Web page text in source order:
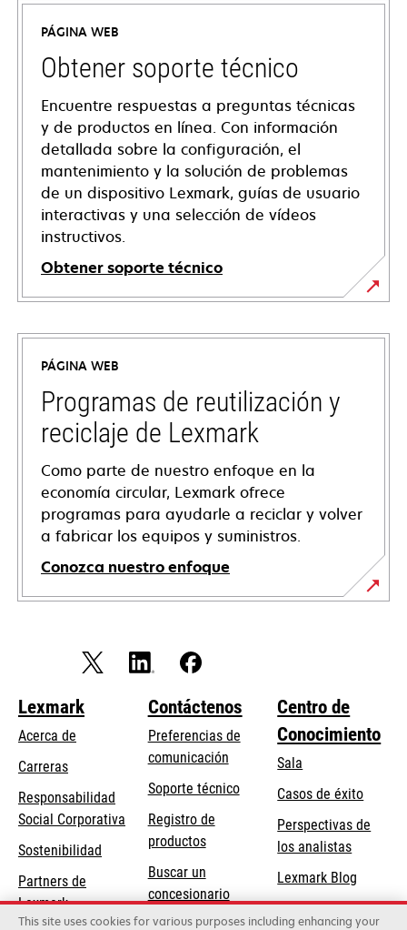
PÁGINA WEB
Obtener soporte técnico
Encuentre respuestas a preguntas técnicas
y de productos en línea. Con información
detallada sobre la configuración, el
mantenimiento y la solución de problemas
de un dispositivo Lexmark, guías de usuario
interactivas y una selección de vídeos
instructivos.
Obtener soporte técnico
opens
in
new
tab
PÁGINA WEB
Programas de reutilización y
reciclaje de Lexmark
Como parte de nuestro enfoque en la
economía circular, Lexmark ofrece
programas para ayudarle a reciclar y volver
a fabricar los equipos y suministros.
Conozca nuestro enfoque
Lexmark
Acerca de
Carreras
Responsabilidad
Social Corporativa opens
new
tab
Sostenibilidad
Partners de
Lexmark
Contáctenos
Preferencias de
comunicación
Soporte técnicoopens
Registro de
productos
Buscar un
concesionario
Centro de
Conocimiento
Sala
Casos de éxito
Perspectivas de
los analistas
Lexmark Blog
This site uses cookies for various purposes including enhancing your